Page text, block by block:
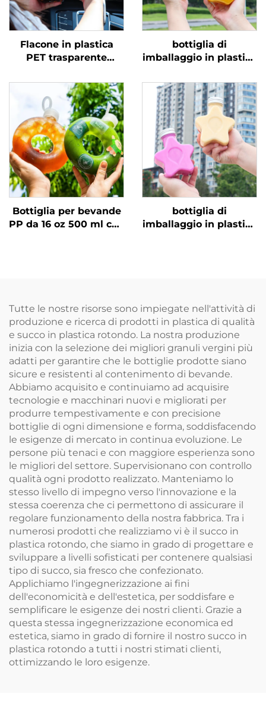
Flacone in plastica
PET trasparente
logo da 330 ml per
bevande e succhi,
lattina pop
bottiglia di
imballaggio in plastica
mela, in materiale PET
per uso alimentare,
può contenere succo e
bevande, design
creativo gradito ai
bambini
Bottiglia per bevande
PP da 16 oz 500 ml con
bottiglia di
imballaggio in plastica
creativo, apprezzata
dai bambini
Tutte le nostre risorse sono impiegate nell'attività di
produzione e ricerca di prodotti in plastica di qualità
e succo in plastica rotondo. La nostra produzione
inizia con la selezione dei migliori granuli vergini più
adatti per garantire che le bottiglie prodotte siano
sicure e resistenti al contenimento di bevande.
Abbiamo acquisito e continuiamo ad acquisire
tecnologie e macchinari nuovi e migliorati per
produrre tempestivamente e con precisione
bottiglie di ogni dimensione e forma, soddisfacendo
le esigenze di mercato in continua evoluzione. Le
persone più tenaci e con maggiore esperienza sono
le migliori del settore. Supervisionano con controllo
qualità ogni prodotto realizzato. Manteniamo lo
stesso livello di impegno verso l'innovazione e la
stessa coerenza che ci permettono di assicurare il
regolare funzionamento della nostra fabbrica. Tra i
numerosi prodotti che realizziamo vi è il succo in
plastica rotondo, che siamo in grado di progettare e
sviluppare a livelli sofisticati per contenere qualsiasi
tipo di succo, sia fresco che confezionato.
Applichiamo l'ingegnerizzazione ai fini
dell'economicità e dell'estetica, per soddisfare e
semplificare le esigenze dei nostri clienti. Grazie a
questa stessa ingegnerizzazione economica ed
estetica, siamo in grado di fornire il nostro succo in
plastica rotondo a tutti i nostri stimati clienti,
ottimizzando le loro esigenze.